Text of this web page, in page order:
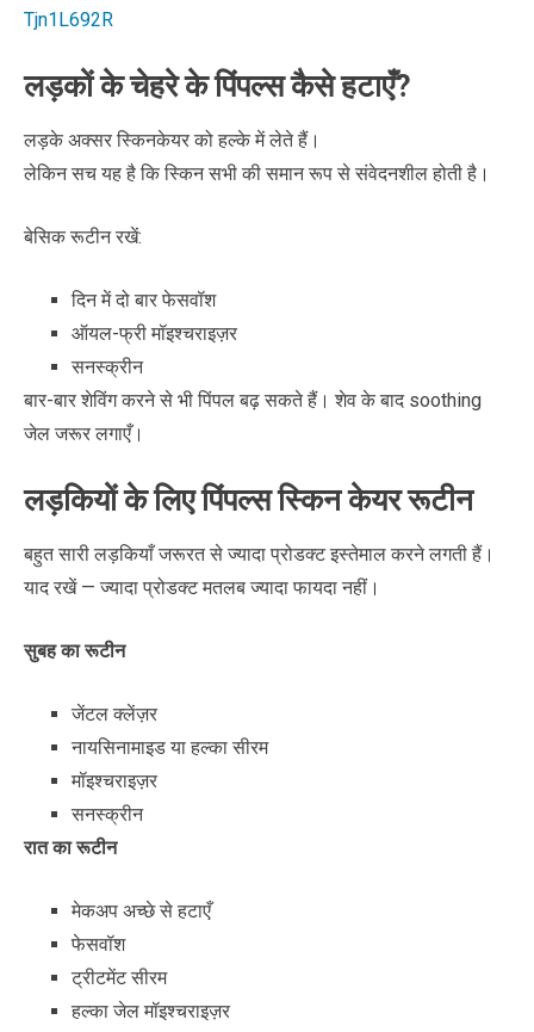
Tjn1L692R
लड़कों के चेहरे के पिंपल्स कैसे हटाएँ?
लड़के अक्सर स्किनकेयर को हल्के में लेते हैं।
लेकिन सच यह है कि स्किन सभी की समान रूप से संवेदनशील होती है।
बेसिक रूटीन रखें:
दिन में दो बार फेसवॉश
ऑयल-फ्री मॉइश्चराइज़र
सनस्क्रीन
बार-बार शेविंग करने से भी पिंपल बढ़ सकते हैं। शेव के बाद soothing
जेल जरूर लगाएँ।
लड़कियों के लिए पिंपल्स स्किन केयर रूटीन
बहुत सारी लड़कियाँ जरूरत से ज्यादा प्रोडक्ट इस्तेमाल करने लगती हैं।
याद रखें — ज्यादा प्रोडक्ट मतलब ज्यादा फायदा नहीं।
सुबह का रूटीन
जेंटल क्लेंज़र
नायसिनामाइड या हल्का सीरम
मॉइश्चराइज़र
सनस्क्रीन
रात का रूटीन
मेकअप अच्छे से हटाएँ
फेसवॉश
ट्रीटमेंट सीरम
हल्का जेल मॉइश्चराइज़र